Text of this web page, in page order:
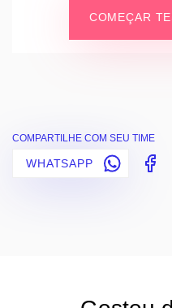
COMEÇAR
COMPARTILHE COM SEU TIME
WHATSAPP